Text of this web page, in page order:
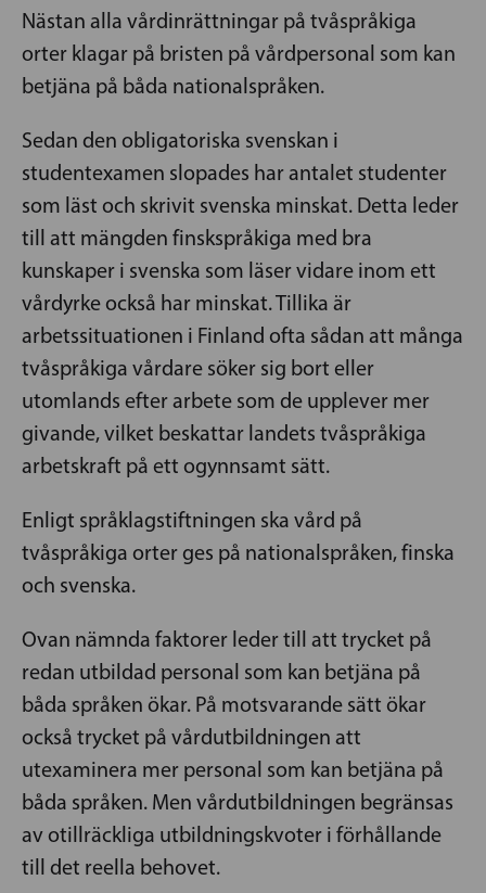
Nästan alla vårdinrättningar på tvåspråkiga
orter klagar på bristen på vårdpersonal som kan
betjäna på båda nationalspråken.
Sedan den obligatoriska svenskan i
studentexamen slopades har antalet studenter
som läst och skrivit svenska minskat. Detta leder
till att mängden finskspråkiga med bra
kunskaper i svenska som läser vidare inom ett
vårdyrke också har minskat. Tillika är
arbetssituationen i Finland ofta sådan att många
tvåspråkiga vårdare söker sig bort eller
utomlands efter arbete som de upplever mer
givande, vilket beskattar landets tvåspråkiga
arbetskraft på ett ogynnsamt sätt.
Enligt språklagstiftningen ska vård på
tvåspråkiga orter ges på nationalspråken, finska
och svenska.
Ovan nämnda faktorer leder till att trycket på
redan utbildad personal som kan betjäna på
båda språken ökar. På motsvarande sätt ökar
också trycket på vårdutbildningen att
utexaminera mer personal som kan betjäna på
båda språken. Men vårdutbildningen begränsas
av otillräckliga utbildningskvoter i förhållande
till det reella behovet.